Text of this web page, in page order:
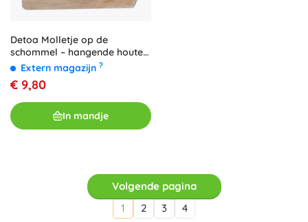
Detoa Molletje op de
schommel – hangende houten
decoratie
Extern magazijn ?
€ 9,80
In mandje
Volgende pagina
1
2 3 4